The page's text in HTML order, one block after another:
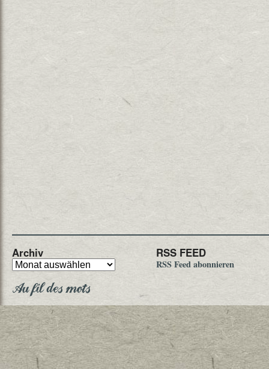
Archiv RSS FEED
RSS Feed abonnieren
Au fil des mots